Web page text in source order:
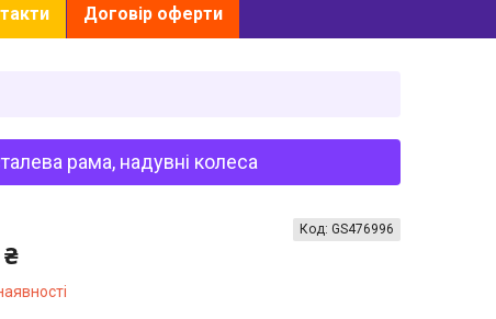
Договір оферти
рама, надувні колеса
Код: GS476996